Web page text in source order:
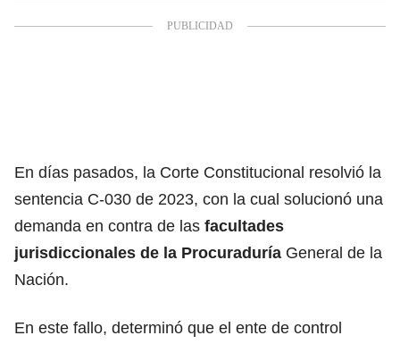
En días pasados, la Corte Constitucional resolvió la
sentencia C-030 de 2023, con la cual solucionó una
demanda en contra de las facultades
jurisdiccionales de la Procuraduría General de la
Nación.
En este fallo, determinó que el ente de control